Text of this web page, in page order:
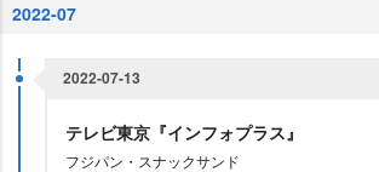
2022-07
2022-07-13
テレビ東京『インフォプラス』
フジパン・スナックサンド